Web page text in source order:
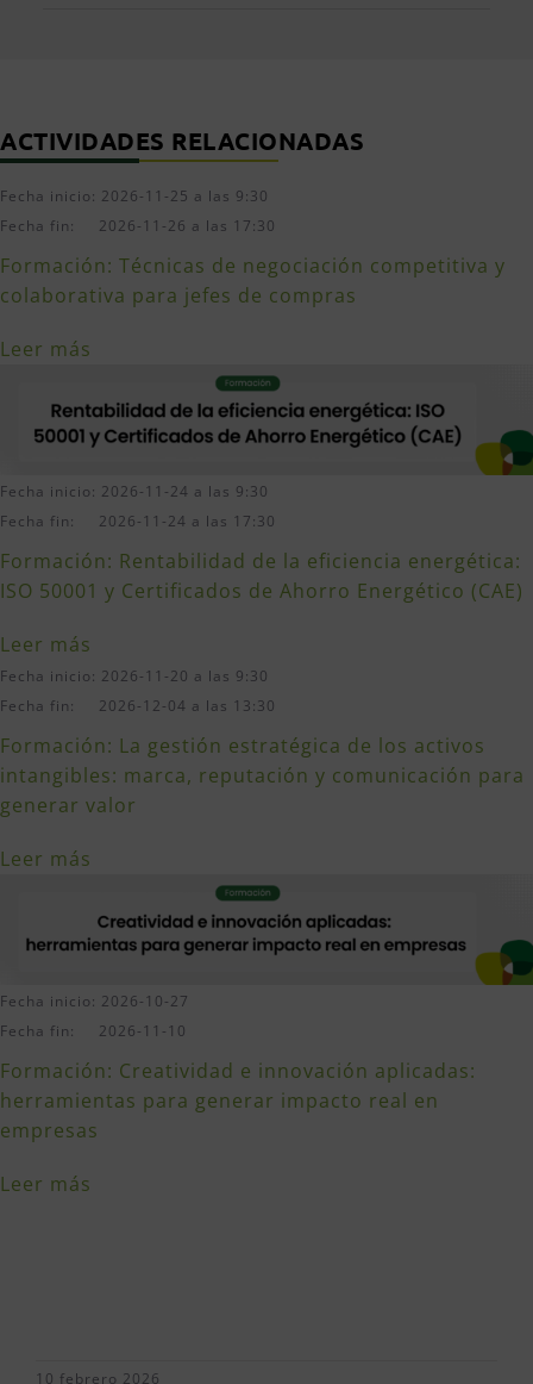
ACTIVIDADES RELACIONADAS
Fecha inicio: 2026-11-25 a las 9:30
Fecha fin: 2026-11-26 a las 17:30
Formación: Técnicas de negociación competitiva y
colaborativa para jefes de compras
Leer más
Fecha inicio: 2026-11-24 a las 9:30
Fecha fin: 2026-11-24 a las 17:30
Formación: Rentabilidad de la eficiencia energética:
ISO 50001 y Certificados de Ahorro Energético (CAE)
Leer más
Fecha inicio: 2026-11-20 a las 9:30
Fecha fin: 2026-12-04 a las 13:30
Formación: La gestión estratégica de los activos
intangibles: marca, reputación y comunicación para
generar valor
Leer más
Fecha inicio: 2026-10-27
Fecha fin: 2026-11-10
Formación: Creatividad e innovación aplicadas:
herramientas para generar impacto real en
empresas
Leer más
10 febrero 2026